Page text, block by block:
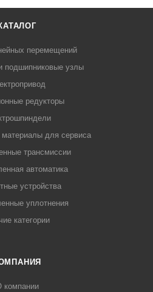
перемещений
подшипниковые узлы
редукторы
для сервиса
трансмиссии
автоматика
устройства
уплотнения
категории
компании